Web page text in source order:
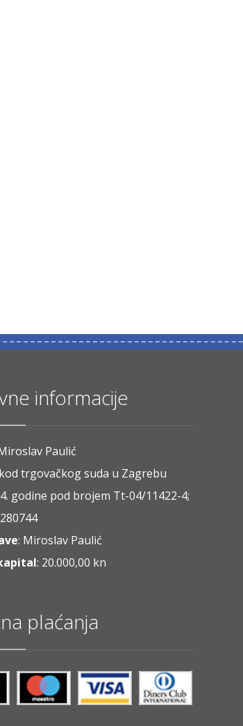
informacije
Paulić
trgovačkog suda u Zagrebu
godine pod brojem Tt-04/11422-4;
: Miroslav Paulić
: 20.000,00 kn
plaćanja